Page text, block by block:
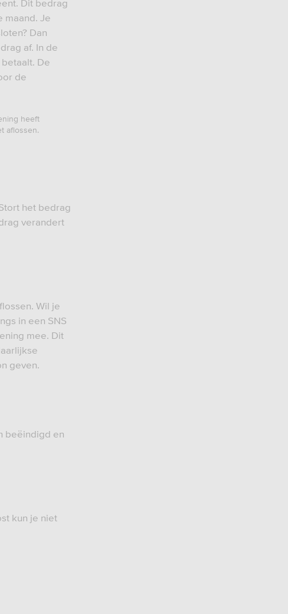
Dit bedrag
maand. Je
Dan
af. In de
De
de
heeft
aflossen.
het bedrag
verandert
Wil je
in een SNS
mee. Dit
geven.
beëindigd en
kun je niet